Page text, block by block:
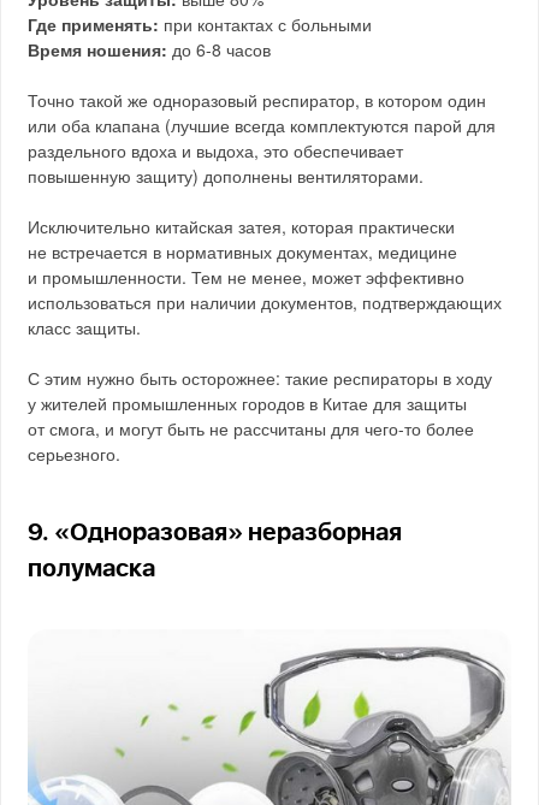
Где применять: при контактах с больными
Время ношения: до 6-8 часов
Точно такой же одноразовый респиратор, в котором один
или оба клапана (лучшие всегда комплектуются парой для
раздельного вдоха и выдоха, это обеспечивает
повышенную защиту) дополнены вентиляторами.
Исключительно китайская затея, которая практически
не встречается в нормативных документах, медицине
и промышленности. Тем не менее, может эффективно
использоваться при наличии документов, подтверждающих
класс защиты.
С этим нужно быть осторожнее: такие респираторы в ходу
у жителей промышленных городов в Китае для защиты
от смога, и могут быть не рассчитаны для чего-то более
серьезного.
9. «Одноразовая» неразборная
полумаска